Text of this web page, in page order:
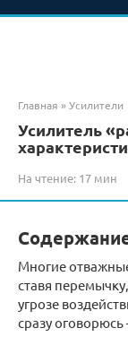
Главная »Усилители
Усилитель
На чтение: 17 мин
Многие
ставя
угрозе
сразу